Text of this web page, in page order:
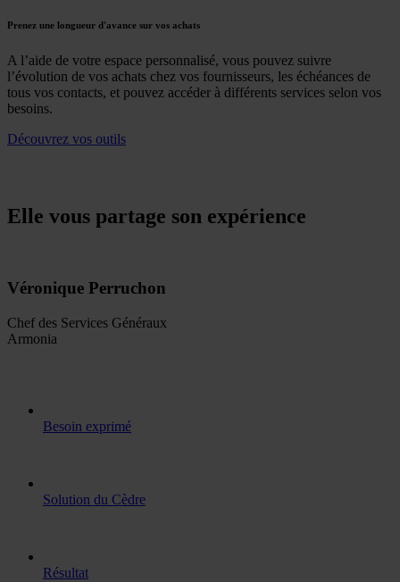
Prenez une longueur d'avance sur vos achats
A l’aide de votre espace personnalisé, vous pouvez suivre
l’évolution de vos achats chez vos fournisseurs, les échéances de
tous vos contacts, et pouvez accéder à différents services selon vos
besoins.
Découvrez vos outils
Elle vous partage son expérience
Véronique Perruchon
Chef des Services Généraux
Armonia
Besoin exprimé
Solution du Cèdre
Résultat